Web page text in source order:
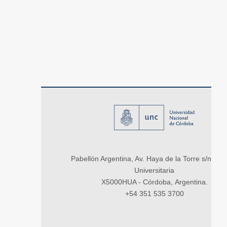
Pabellón Argentina, Av. Haya de la Torre s/n,
Universitaria
X5000HUA - Córdoba, Argentina.
+54 351 535 3700